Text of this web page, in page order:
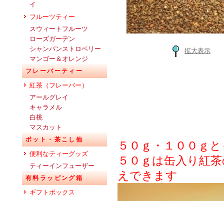
イ
フルーツティー
スウィートフルーツ
ローズガーデン
シャンパンストロベリー
マンゴー＆オレンジ
フレーバーティー
紅茶（フレーバー）
アールグレイ
キャラメル
白桃
マスカット
ポット・茶こし他
便利なティーグッズ
ティーインフューザー
有料ラッピング箱
ギフトボックス
拡大表示
５０ｇ・１００ｇ
５０ｇは缶入り紅
えできます